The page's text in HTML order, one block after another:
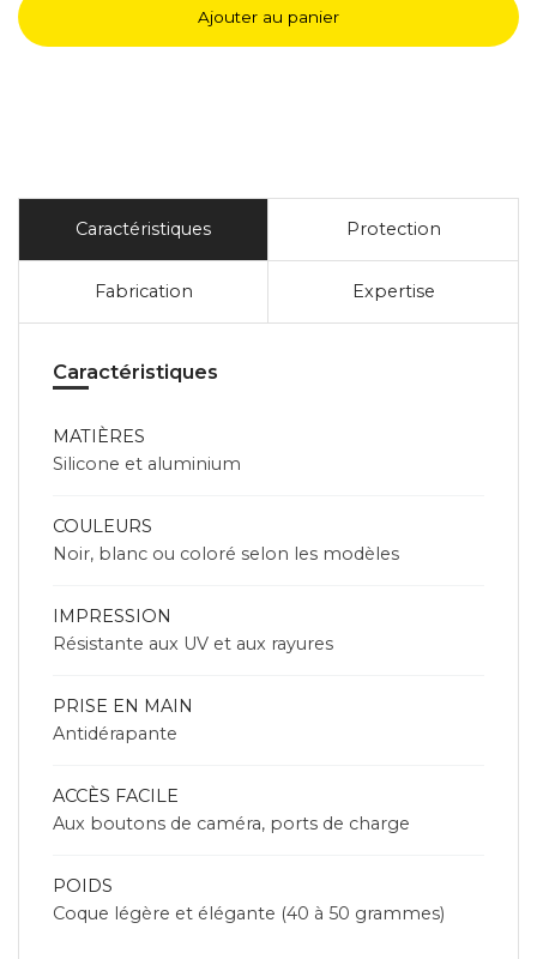
Ajouter au panier
Caractéristiques Protection
Fabrication Expertise
Caractéristiques
MATIÈRES
Silicone et aluminium
COULEURS
Noir, blanc ou coloré selon les modèles
IMPRESSION
Résistante aux UV et aux rayures
PRISE EN MAIN
Antidérapante
ACCÈS FACILE
Aux boutons de caméra, ports de charge
POIDS
Coque légère et élégante (40 à 50 grammes)